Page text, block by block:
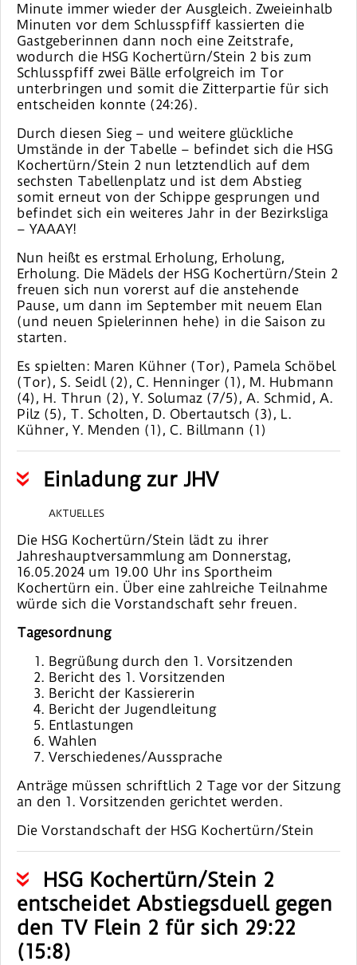
Minute immer wieder der Ausgleich. Zweieinhalb
Minuten vor dem Schlusspfiff kassierten die
Gastgeberinnen dann noch eine Zeitstrafe,
wodurch die HSG Kochertürn/Stein 2 bis zum
Schlusspfiff zwei Bälle erfolgreich im Tor
unterbringen und somit die Zitterpartie für sich
entscheiden konnte (24:26).
Durch diesen Sieg – und weitere glückliche
Umstände in der Tabelle – befindet sich die HSG
Kochertürn/Stein 2 nun letztendlich auf dem
sechsten Tabellenplatz und ist dem Abstieg
somit erneut von der Schippe gesprungen und
befindet sich ein weiteres Jahr in der Bezirksliga
– YAAAY!
Nun heißt es erstmal Erholung, Erholung,
Erholung. Die Mädels der HSG Kochertürn/Stein 2
freuen sich nun vorerst auf die anstehende
Pause, um dann im September mit neuem Elan
(und neuen Spielerinnen hehe) in die Saison zu
starten.
Es spielten: Maren Kühner (Tor), Pamela Schöbel
(Tor), S. Seidl (2), C. Henninger (1), M. Hubmann
(4), H. Thrun (2), Y. Solumaz (7/5), A. Schmid, A.
Pilz (5), T. Scholten, D. Obertautsch (3), L.
Kühner, Y. Menden (1), C. Billmann (1)
Einladung zur JHV
AKTUELLES
Die HSG Kochertürn/Stein lädt zu ihrer
Jahreshauptversammlung am Donnerstag,
16.05.2024 um 19.00 Uhr ins Sportheim
Kochertürn ein. Über eine zahlreiche Teilnahme
würde sich die Vorstandschaft sehr freuen.
Tagesordnung
Begrüßung durch den 1. Vorsitzenden
Bericht des 1. Vorsitzenden
Bericht der Kassiererin
Bericht der Jugendleitung
Entlastungen
Wahlen
Verschiedenes/Aussprache
Anträge müssen schriftlich 2 Tage vor der Sitzung
an den 1. Vorsitzenden gerichtet werden.
Die Vorstandschaft der HSG Kochertürn/Stein
HSG Kochertürn/Stein 2
entscheidet Abstiegsduell gegen
den TV Flein 2 für sich 29:22
(15:8)